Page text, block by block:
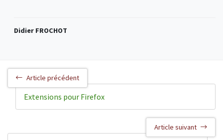
Didier FROCHOT
Article précédent
Extensions pour Firefox
Article suivant